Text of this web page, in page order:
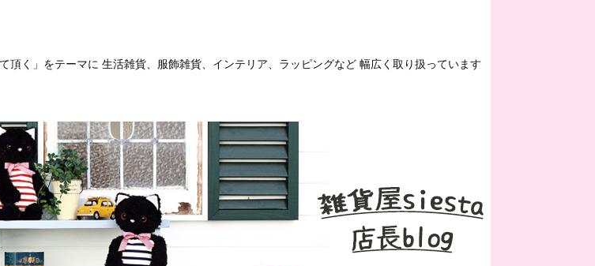
く」をテーマに 生活雑貨、服飾雑貨、インテリア、ラッピングなど 幅広く取り扱っています